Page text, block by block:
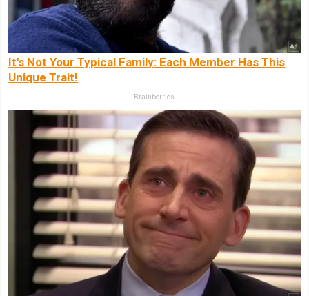
It's Not Your Typical Family: Each Member Has This
Unique Trait!
Brainberries